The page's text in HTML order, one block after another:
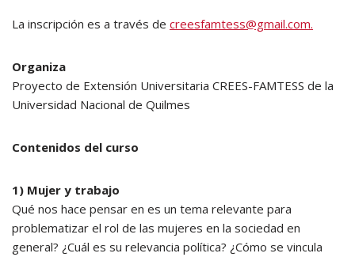
La inscripción es a través de creesfamtess@gmail.com.
Organiza
Proyecto de Extensión Universitaria CREES-FAMTESS de la
Universidad Nacional de Quilmes
Contenidos del curso
1) Mujer y trabajo
Qué nos hace pensar en es un tema relevante para
problematizar el rol de las mujeres en la sociedad en
general? ¿Cuál es su relevancia política? ¿Cómo se vincula